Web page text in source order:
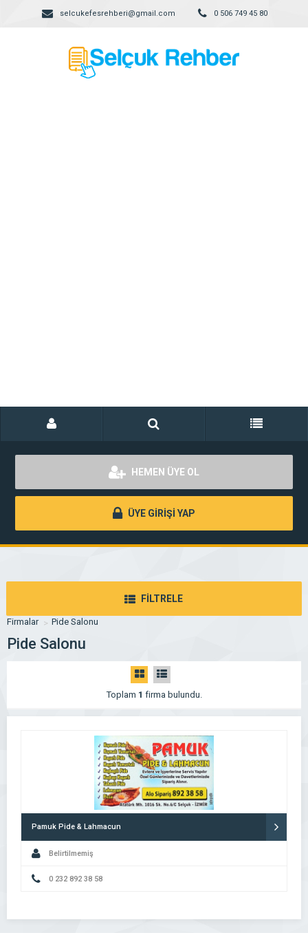
selcukefesrehberi@gmail.com 0 506 749 45 80
HEMEN ÜYE OL
ÜYE GİRİŞİ YAP
FİLTRELE
Firmalar Pide Salonu
Pide Salonu
Toplam 1 firma bulundu.
Pamuk Pide & Lahmacun
Belirtilmemiş
0 232 892 38 58